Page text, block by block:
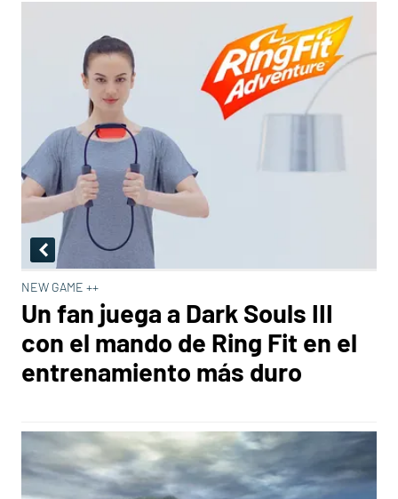
NEW GAME ++
Un fan juega a Dark Souls III
con el mando de Ring Fit en el
entrenamiento más duro